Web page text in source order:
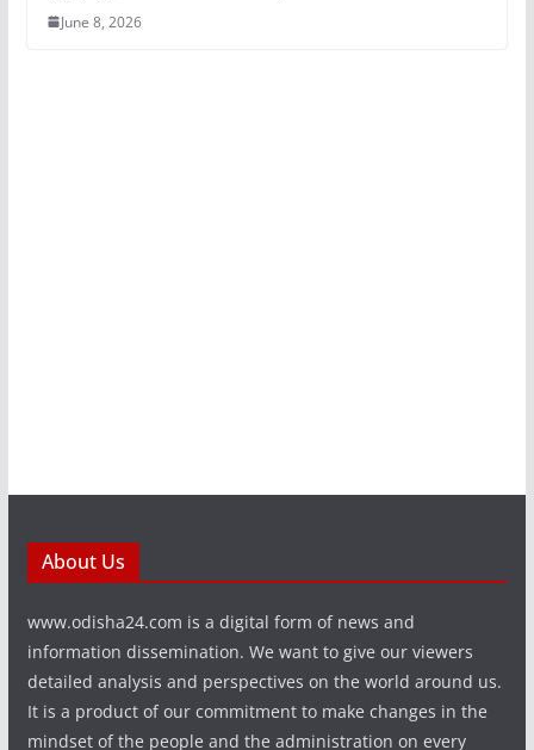
June 8, 2026
About Us
www.odisha24.com is a digital form of news and
information dissemination. We want to give our viewers
detailed analysis and perspectives on the world around us.
It is a product of our commitment to make changes in the
mindset of the people and the administration on every